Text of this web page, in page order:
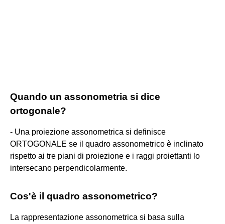
Quando un assonometria si dice
ortogonale?
- Una proiezione assonometrica si definisce
ORTOGONALE se il quadro assonometrico è inclinato
rispetto ai tre piani di proiezione e i raggi proiettanti lo
intersecano perpendicolarmente.
Cos'è il quadro assonometrico?
La rappresentazione assonometrica si basa sulla